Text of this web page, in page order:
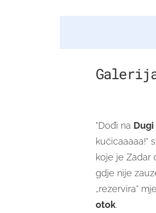
"Dođi na
kućicaaaaa!“
koje je Zadar
gdje nije
„rezervira“
otok.